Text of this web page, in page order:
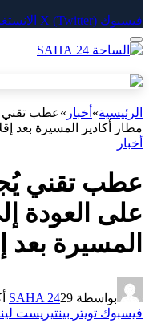
فيسبوك X (Twitter)
الرئيسية» أخبار »عطب تقني
مطار أكادير المسيرة بعد
أخبار
عطب تقني
على العودة
المسيرة بعد
بواسطة SAHA 2429 أكتوبر، 2025
فيسبوك تويتر بينتيريست